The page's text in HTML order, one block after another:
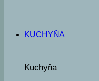
KUCHYŇA
Kuchyňa